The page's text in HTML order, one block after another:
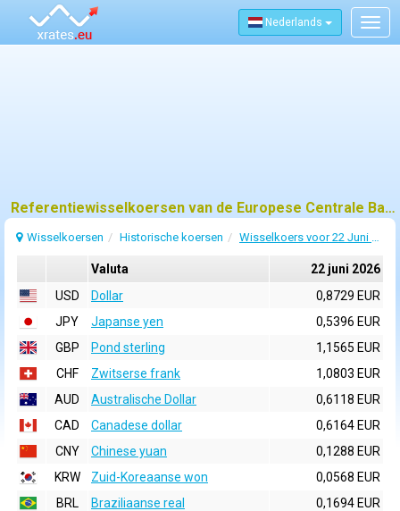
Nederlands
Referentiewisselkoersen van de Europese Centrale Bank (ECB) voor 22 juni 2026
Wisselkoersen Historische koersen Wisselkoers voor 22 Juni 2026
Valuta
22 juni 2026
USD
Dollar
0,8729 EUR
JPY
Japanse yen
0,5396 EUR
GBP
Pond sterling
1,1565 EUR
CHF
Zwitserse frank
1,0803 EUR
AUD
Australische Dollar
0,6118 EUR
CAD
Canadese dollar
0,6164 EUR
CNY
Chinese yuan
0,1288 EUR
KRW
Zuid-Koreaanse won
0,0568 EUR
BRL
Braziliaanse real
0,1694 EUR